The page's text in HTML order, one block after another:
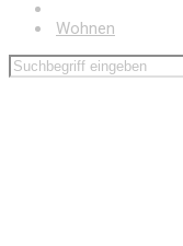
Wohnen